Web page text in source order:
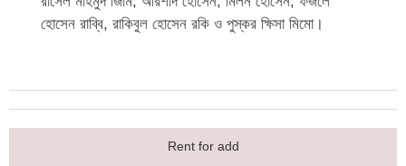
হোসেন রাব্বি, রাকিবুল হোসেন রকি ও পুস্কর ক্ষিসা মিমো।
Rent for add